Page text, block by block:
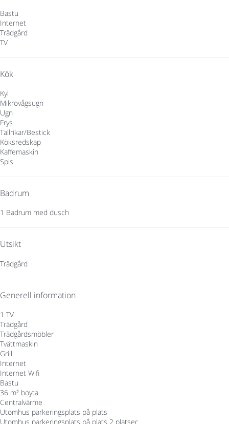
Bastu
Internet
Trädgård
TV
Kök
Kyl
Mikrovågsugn
Ugn
Frys
Tallrikar/Bestick
Köksredskap
Kaffemaskin
Spis
Badrum
1 Badrum med dusch
Utsikt
Trädgård
Generell information
1 TV
Trädgård
Trädgårdsmöbler
Tvättmaskin
Grill
Internet
Internet Wifi
Bastu
36 m² boyta
Centralvärme
Utomhus parkeringsplats på plats
Utomhus parkeringsplats på plats 2 platser